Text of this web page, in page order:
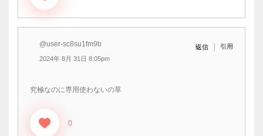
@user-sc8su1fm9b
2024年 8月 31日 8:05pm
返信 引用
究極なのに専用使わないの草
0